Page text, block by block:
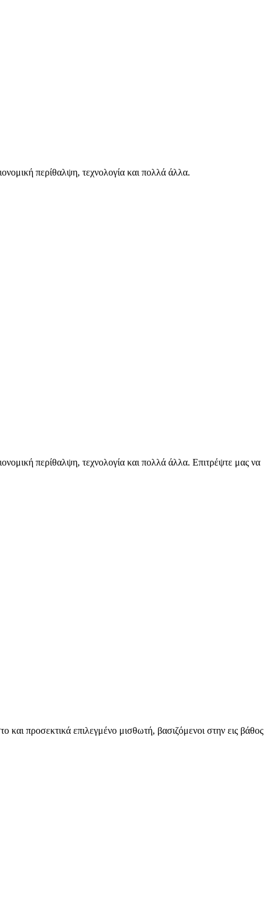
περίθαλψη, τεχνολογία και πολλά άλλα.
περίθαλψη, τεχνολογία και πολλά άλλα. Επιτρέψτε μας να
και προσεκτικά επιλεγμένο μισθωτή, βασιζόμενοι στην εις βάθος